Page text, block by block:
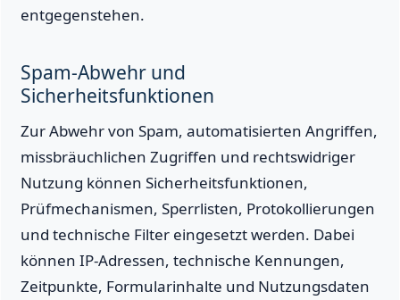
entgegenstehen.
Spam-Abwehr und
Sicherheitsfunktionen
Zur Abwehr von Spam, automatisierten Angriffen,
missbräuchlichen Zugriffen und rechtswidriger
Nutzung können Sicherheitsfunktionen,
Prüfmechanismen, Sperrlisten, Protokollierungen
und technische Filter eingesetzt werden. Dabei
können IP-Adressen, technische Kennungen,
Zeitpunkte, Formularinhalte und Nutzungsdaten